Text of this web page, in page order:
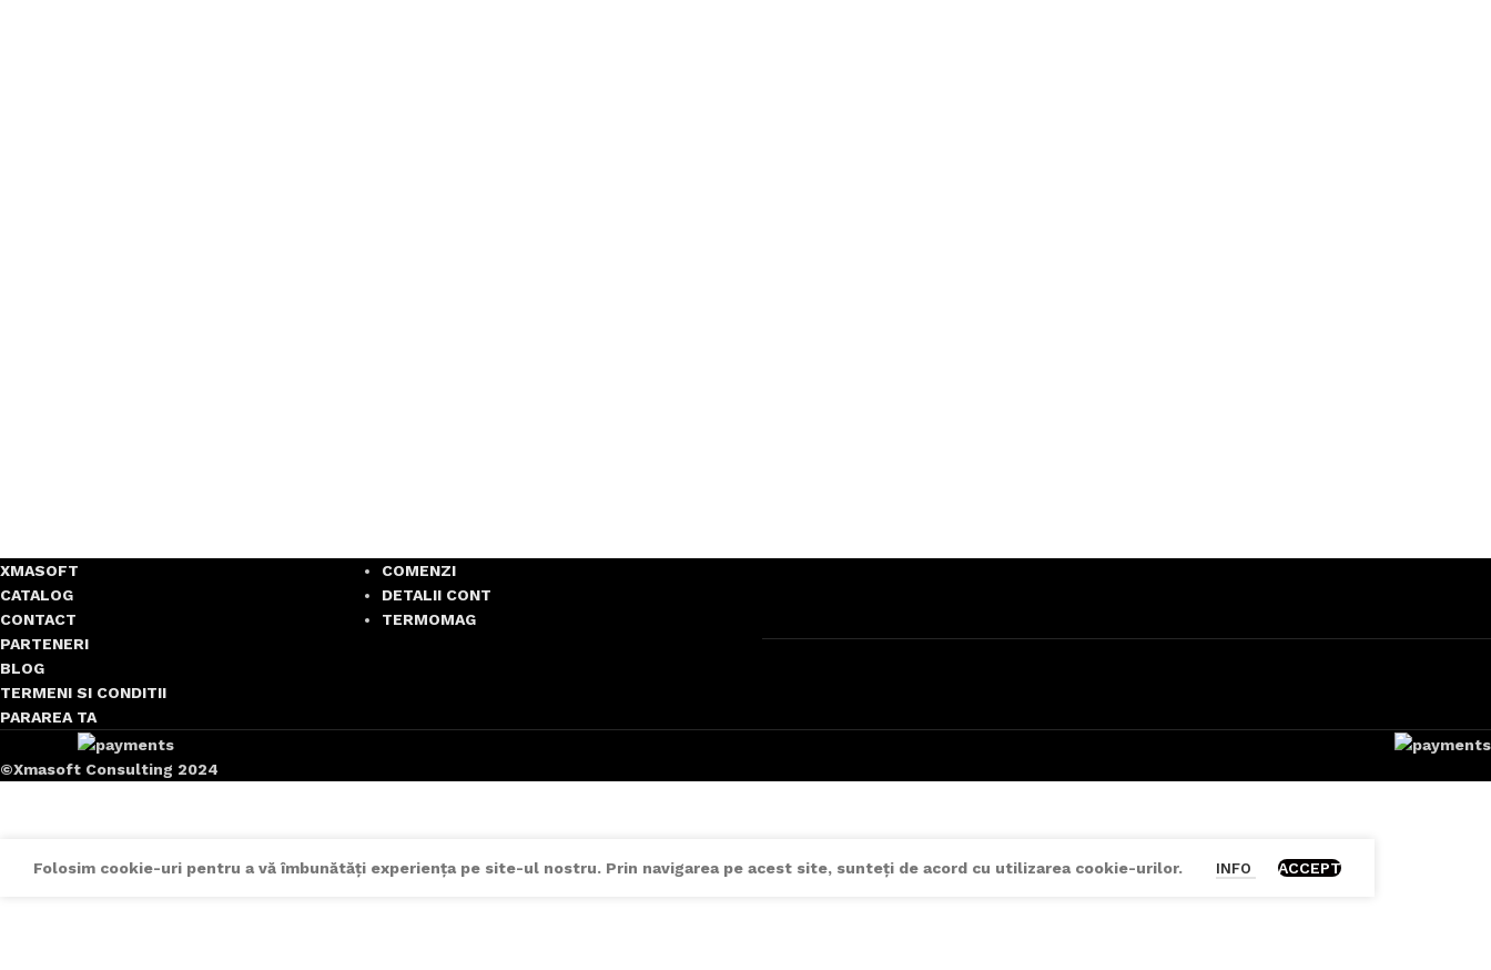
XMASOFT
CATALOG
CONTACT
PARTENERI
BLOG
TERMENI SI CONDITII
PARAREA TA
COMENZI
DETALII CONT
TERMOMAG
©Xmasoft Consulting 2024
Folosim cookie-uri pentru a vă îmbunătăți experiența pe site-ul nostru. Prin navigarea pe acest site, sunteți de acord cu utilizarea cookie-urilor. INFO ACCEPT